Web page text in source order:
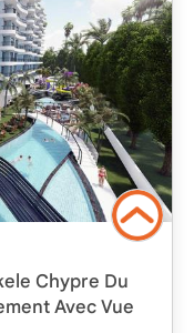
Chypre Du
Avec Vue